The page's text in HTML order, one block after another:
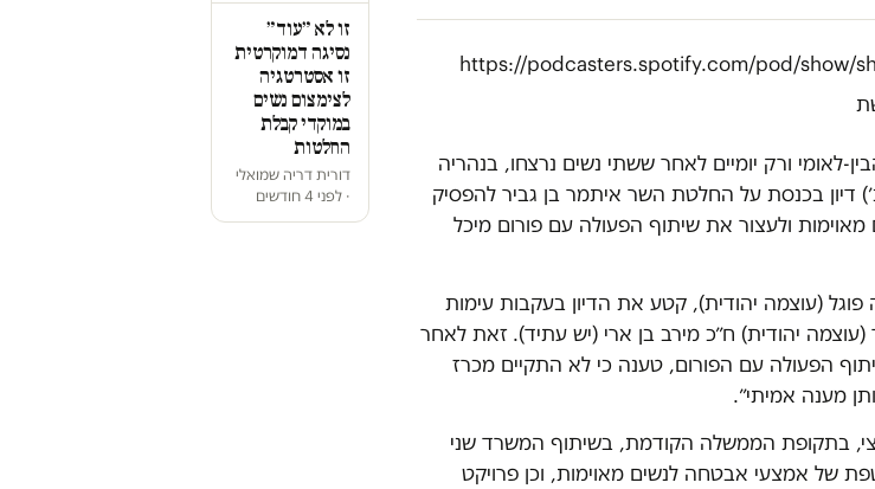
https://podcasters.spotify.com/pod/show/
לאומי ורק יומיים לאחר ששתי נשים נרצחו, בנהריה
דיון בכנסת על החלטת השר איתמר בן גביר להפסיק
הסיוע ל-300 נשים מאוימות ולעצור את שיתוף הפעולה עם פורום מיכל
פוגל (עוצמה יהודית), קטע את הדיון בעקבות עימות
(עוצמה יהודית) ח״כ מירב בן ארי (יש עתיד). זאת לאחר
הפעולה עם הפורום, טענה כי לא התקיים מכרז
מענה אמיתי״.
בתקופת הממשלה הקודמת, בשיתוף המשרד שני
של אמצעי אבטחה לנשים מאוימות, וכן פרויקט
זו לא ״עוד״
נסיגה דמוקרטית
זו אסטרטגיה
לצימצום נשים
במוקדי קבלת
החלטות
דורית דריה שמואלי
· לפני 4 חודשים